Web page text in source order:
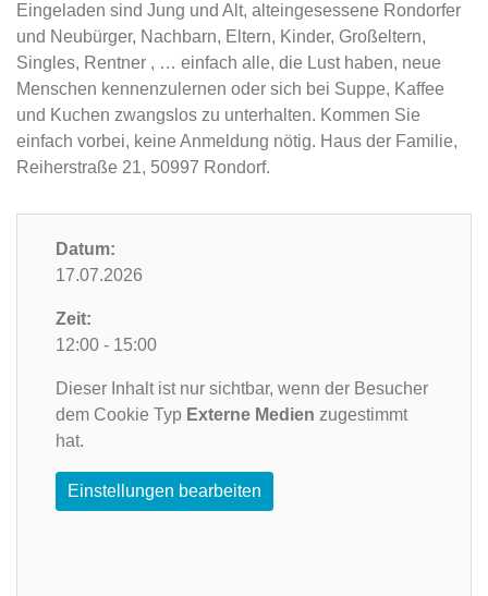
Eingeladen sind Jung und Alt, alteingesessene Rondorfer
und Neubürger, Nachbarn, Eltern, Kinder, Großeltern,
Singles, Rentner , … einfach alle, die Lust haben, neue
Menschen kennenzulernen oder sich bei Suppe, Kaffee
und Kuchen zwangslos zu unterhalten. Kommen Sie
einfach vorbei, keine Anmeldung nötig. Haus der Familie,
Reiherstraße 21, 50997 Rondorf.
Datum:
17.07.2026
Zeit:
12:00 - 15:00
Dieser Inhalt ist nur sichtbar, wenn der Besucher
dem Cookie Typ Externe Medien zugestimmt
hat.
Einstellungen bearbeiten